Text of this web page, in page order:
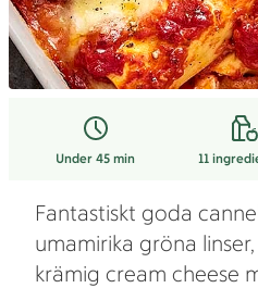
Under 45 min 11
Fantastiskt goda
umamirika gröna
krämig cream cheese